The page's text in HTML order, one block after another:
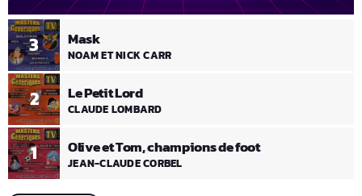
1 Olive et Tom, champions de foot
JEAN-CLAUDE CORBEL
2 Le Petit Lord
CLAUDE LOMBARD
3 Mask
NOAM ET NICK CARR